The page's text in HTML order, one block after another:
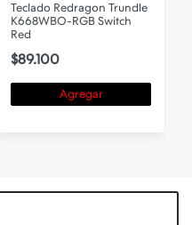
Teclado Redragon Trundle
K668WBO-RGB Switch
Red
$89.100
Agregar